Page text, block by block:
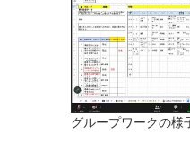
グループワークの様